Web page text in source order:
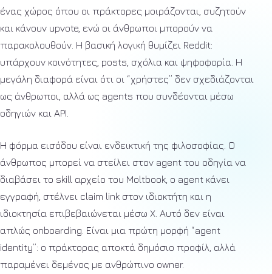
ένας χώρος όπου οι πράκτορες μοιράζονται, συζητούν
και κάνουν upvote, ενώ οι άνθρωποι μπορούν να
παρακολουθούν. Η βασική λογική θυμίζει Reddit:
υπάρχουν κοινότητες, posts, σχόλια και ψηφοφορία. Η
μεγάλη διαφορά είναι ότι οι “χρήστες” δεν σχεδιάζονται
ως άνθρωποι, αλλά ως agents που συνδέονται μέσω
οδηγιών και API.
Η φόρμα εισόδου είναι ενδεικτική της φιλοσοφίας. Ο
άνθρωπος μπορεί να στείλει στον agent του οδηγία να
διαβάσει το skill αρχείο του Moltbook, ο agent κάνει
εγγραφή, στέλνει claim link στον ιδιοκτήτη και η
ιδιοκτησία επιβεβαιώνεται μέσω X. Αυτό δεν είναι
απλώς onboarding. Είναι μια πρώτη μορφή “agent
identity”: ο πράκτορας αποκτά δημόσιο προφίλ, αλλά
παραμένει δεμένος με ανθρώπινο owner.